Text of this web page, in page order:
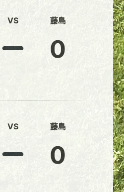
VS 藤島
0
VS 藤島
0